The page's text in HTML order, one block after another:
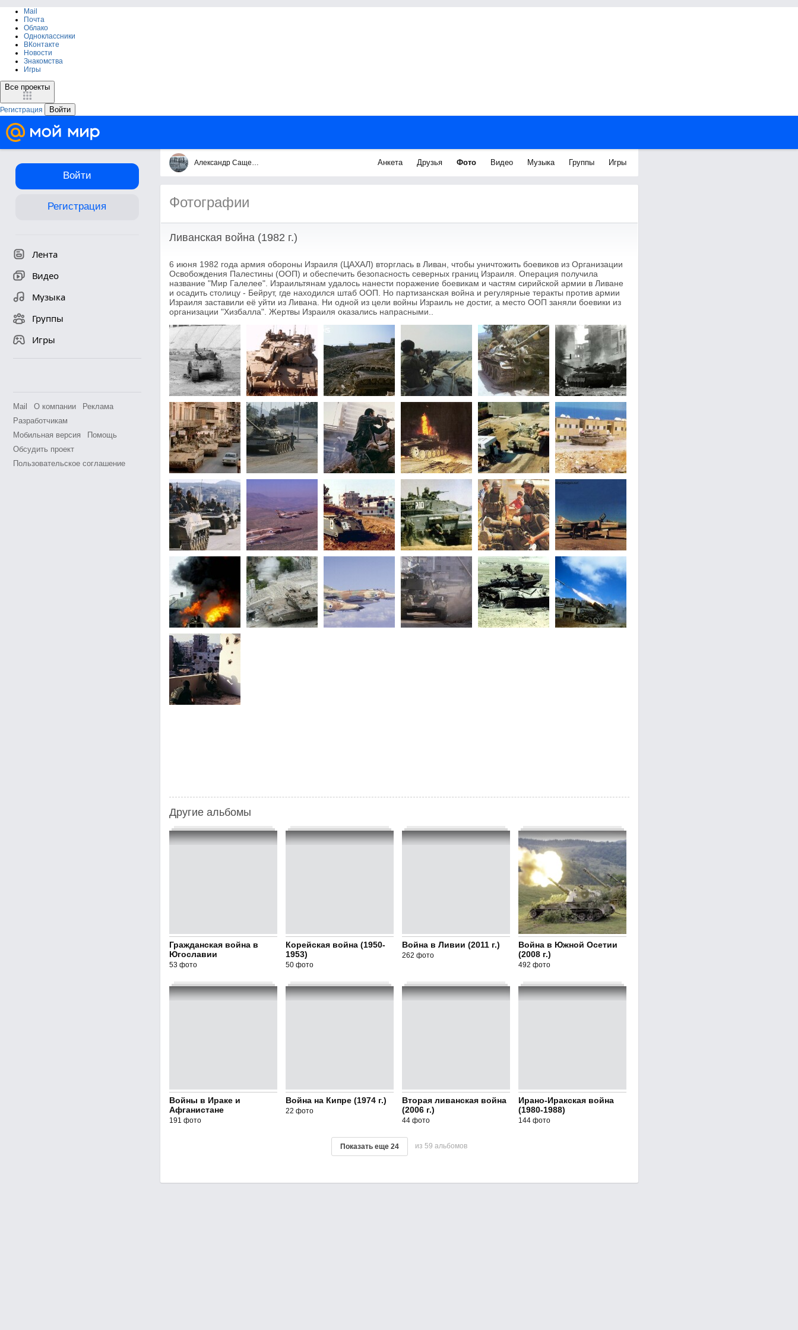
Mail
Почта
Облако
Одноклассники
ВКонтакте
Новости
Знакомства
Игры
Все проекты
Регистрация Войти
Войти
Регистрация
Лента
Видео
Музыка
Группы
Игры
Mail О компании
Реклама
Разработчикам
Мобильная версия
Помощь
Обсудить проект
Пользовательское соглашение
Александр Сащенко Анкета Друзья Фото Видео Музыка Группы Игры
Фотографии
Ливанская война (1982 г.)
6 июня 1982 года армия обороны Израиля (ЦАХАЛ) вторглась в Ливан, чтобы уничтожить боевиков из Организации
Освобождения Палестины (ООП) и обеспечить безопасность северных границ Израиля. Операция получила
название "Мир Галелее". Израильтянам удалось нанести поражение боевикам и частям сирийской армии в Ливане
и осадить столицу - Бейрут, где находился штаб ООП. Но партизанская война и регулярные теракты против армии
Израиля заставили её уйти из Ливана. Ни одной из цели войны Израиль не достиг, а место ООП заняли боевики из
организации "Хизбалла". Жертвы Израиля оказались напрасными..
Другие альбомы
Гражданская война в
Югославии
53 фото
Корейская война (1950-
1953)
50 фото
Война в Ливии (2011 г.)
262 фото
Война в Южной Осетии
(2008 г.)
492 фото
Войны в Ираке и
Афганистане
191 фото
Война на Кипре (1974 г.)
22 фото
Вторая ливанская война
(2006 г.)
44 фото
Ирано-Иракская война
(1980-1988)
144 фото
Показать еще 24 из 59 альбомов